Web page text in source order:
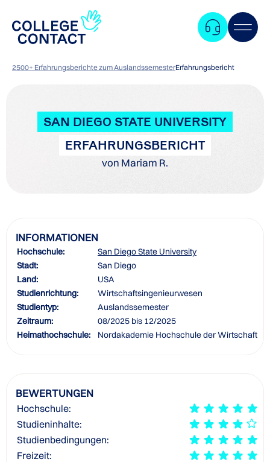
2500+ Erfahrungsberichte zum AuslandssemesterErfahrungsbericht
SAN DIEGO STATE UNIVERSITY
ERFAHRUNGSBERICHT
von Mariam R.
INFORMATIONEN
Hochschule:
San Diego State University
Stadt:
San Diego
Land:
USA
Studienrichtung:
Wirtschaftsingenieurwesen
Studientyp:
Auslandssemester
Zeitraum:
08/2025 bis 12/2025
Heimathochschule:
Nordakademie Hochschule der Wirtschaft
BEWERTUNGEN
Hochschule:
Studieninhalte:
Studienbedingungen:
Freizeit: